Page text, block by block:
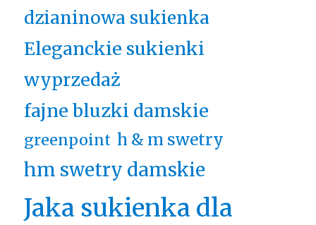
dzianinowa sukienka
Eleganckie sukienki
wyprzedaż
fajne bluzki damskie
greenpoint h & m swetry
hm swetry damskie
Jaka sukienka dla